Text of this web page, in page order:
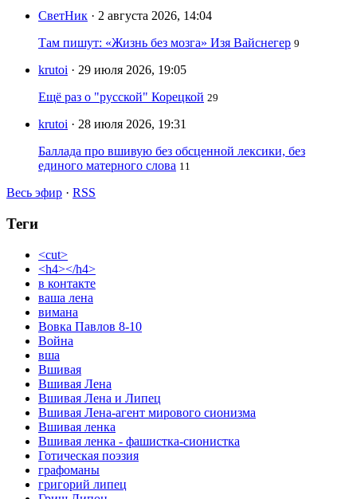
СветНик · 2 августа 2026, 14:04
Там пишут: «Жизнь без мозга» Изя Вайснегер 9
krutoi · 29 июля 2026, 19:05
Ещё раз о "русской" Корецкой 29
krutoi · 28 июля 2026, 19:31
Баллада про вшивую без обсценной лексики, без
единого матерного слова 11
Весь эфир · RSS
Теги
<cut>
<h4></h4>
в контакте
ваша лена
вимана
Вовка Павлов 8-10
Война
вша
Вшивая
Вшивая Лена
Вшивая Лена и Липец
Вшивая Лена-агент мирового сионизма
Вшивая ленка
Вшивая ленка - фашистка-сионистка
Готическая поэзия
графоманы
григорий липец